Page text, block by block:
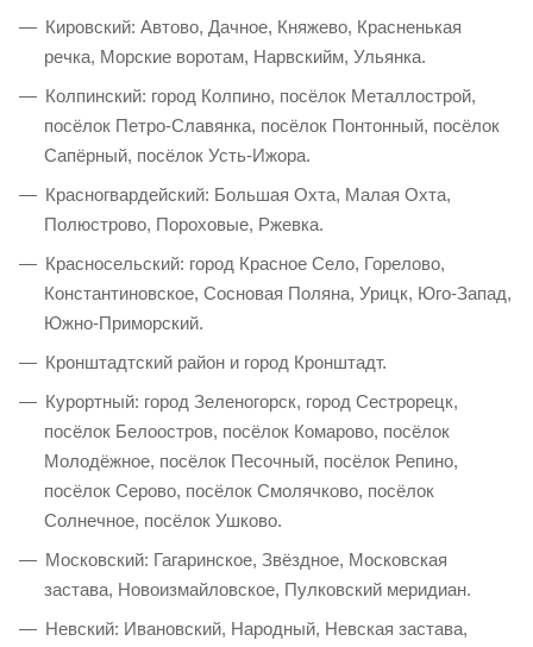
Кировский: Автово, Дачное, Княжево, Красненькая
речка, Морские воротам, Нарвскийм, Ульянка.
Колпинский: город Колпино, посёлок Металлострой,
посёлок Петро-Славянка, посёлок Понтонный, посёлок
Сапёрный, посёлок Усть-Ижора.
Красногвардейский: Большая Охта, Малая Охта,
Полюстрово, Пороховые, Ржевка.
Красносельский: город Красное Село, Горелово,
Константиновское, Сосновая Поляна, Урицк, Юго-Запад,
Южно-Приморский.
Кронштадтский район и город Кронштадт.
Курортный: город Зеленогорск, город Сестрорецк,
посёлок Белоостров, посёлок Комарово, посёлок
Молодёжное, посёлок Песочный, посёлок Репино,
посёлок Серово, посёлок Смолячково, посёлок
Солнечное, посёлок Ушково.
Московский: Гагаринское, Звёздное, Московская
застава, Новоизмайловское, Пулковский меридиан.
Невский: Ивановский, Народный, Невская застава,